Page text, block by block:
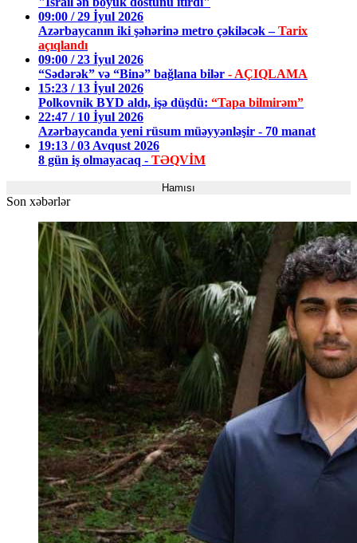
09:00 / 29 İyul 2026
Azərbaycanın iki şəhərinə metro çəkiləcək –Tarix
açıqlandı
09:00 / 23 İyul 2026
“Sədərək” və “Binə” bağlana bilər - AÇIQLAMA
15:23 / 13 İyul 2026
Polkovnik BYD aldı, işə düşdü: “Tapa bilmirəm”
22:47 / 10 İyul 2026
Azərbaycanda yeni rüsum müəyyənləşir - 70 manat
19:13 / 03 Avqust 2026
8 gün iş olmayacaq - TƏQVİM
Hamısı
Son xəbərlər